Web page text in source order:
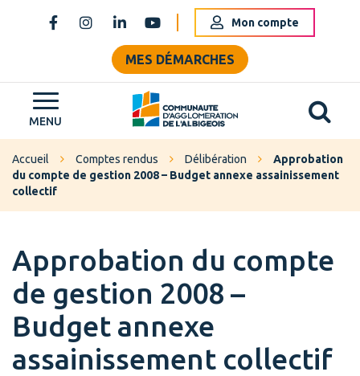
Lien vers le compte Facebook
Lien vers le compte Instagram
Lien vers le compte Linkedin
Lien vers la chaîne Youtube
Mon compte
MES DÉMARCHES
MENU Grand Albigeois
Accueil Comptes rendus Délibération
Approbation
du compte de gestion 2008 – Budget annexe assainissement
collectif
Approbation du compte
de gestion 2008 –
Budget annexe
assainissement collectif